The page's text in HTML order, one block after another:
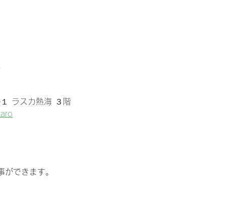
ラスカ熱海 ３階
できます。